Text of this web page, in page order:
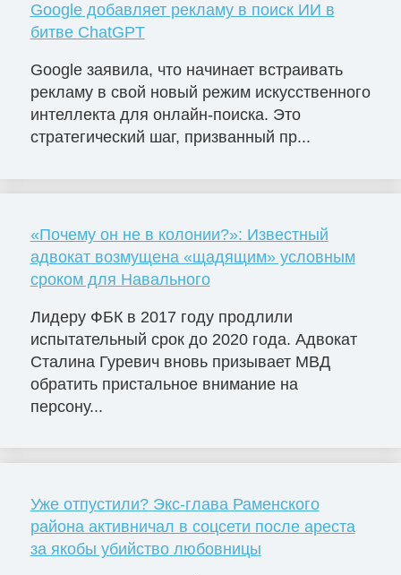
Google добавляет рекламу в поиск ИИ в
битве ChatGPT
Google заявила, что начинает встраивать
рекламу в свой новый режим искусственного
интеллекта для онлайн-поиска. Это
стратегический шаг, призванный пр...
«Почему он не в колонии?»: Известный
адвокат возмущена «щадящим» условным
сроком для Навального
Лидеру ФБК в 2017 году продлили
испытательный срок до 2020 года. Адвокат
Сталина Гуревич вновь призывает МВД
обратить пристальное внимание на
персону...
Уже отпустили? Экс-глава Раменского
района активничал в соцсети после ареста
за якобы убийство любовницы